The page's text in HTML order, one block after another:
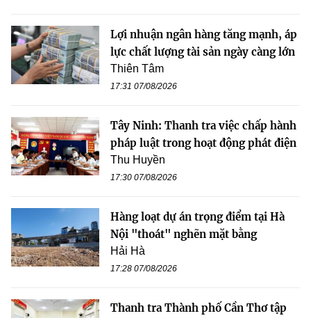
Lợi nhuận ngân hàng tăng mạnh, áp
lực chất lượng tài sản ngày càng lớn
Thiên Tâm
17:31 07/08/2026
Tây Ninh: Thanh tra việc chấp hành
pháp luật trong hoạt động phát điện
Thu Huyền
17:30 07/08/2026
Hàng loạt dự án trọng điểm tại Hà
Nội "thoát" nghẽn mặt bằng
Hải Hà
17:28 07/08/2026
Thanh tra Thành phố Cần Thơ tập